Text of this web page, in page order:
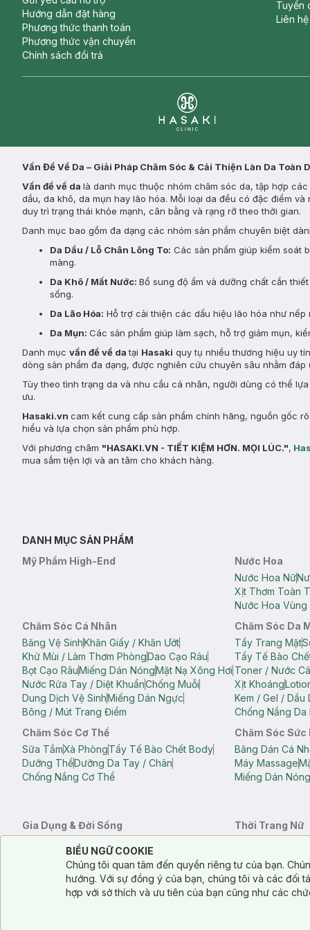
Hướng dẫn đặt hàng
Phương thức thanh toán
Phương thức vận chuyển
Chính sách đổi trả
Tuyển
Liên hệ
Vấn Đề Về Da – Giải Pháp Chăm Sóc & Cải Thiện Làn Da Toàn
Vấn đề về da là danh mục thuộc nhóm chăm sóc da, tập hợp
dầu, da khô, da mụn hay lão hóa. Mỗi loại da đều có đặc điểm
duy trì trạng thái khỏe mạnh, cân bằng và rạng rỡ theo thời gian.
Danh mục bao gồm đa dạng các nhóm sản phẩm chuyên biệt
Da Dầu / Lỗ Chân Lông To: Các sản phẩm giúp kiểm soát
màng.
Da Khô / Mất Nước: Bổ sung độ ẩm và dưỡng chất cần
sống.
Da Lão Hóa: Hỗ trợ cải thiện các dấu hiệu lão hóa như
Da Mụn: Các sản phẩm giúp làm sạch, hỗ trợ giảm mụn,
Danh mục vấn đề về datại Hasaki quy tụ nhiều thương hiệu uy
dòng sản phẩm đa dạng, được nghiên cứu chuyên sâu nhằm
Tùy theo tình trạng da và nhu cầu cá nhân, người dùng có thể
ưu.
Hasaki.vn cam kết cung cấp sản phẩm chính hãng, nguồn gốc
hiểu và lựa chọn sản phẩm phù hợp.
Với phương châm "HASAKI.VN - TIẾT KIỆM HƠN. MỌI LÚC.",
mua sắm tiện lợi và an tâm cho khách hàng.
DANH MỤC SẢN PHẨM
Mỹ Phẩm High-End
Nước Hoa
Nước Hoa Nữ
Xịt Thơm Toàn
Nước Hoa Vùng
Chăm Sóc Cá Nhân
Băng Vệ SinhKhăn Giấy / Khăn Ướt
Khử Mùi / Làm Thơm PhòngDao Cạo Râu
Bọt Cạo RâuMiếng Dán NóngMặt Nạ Xông Hơi
Nước Rửa Tay / Diệt KhuẩnChống Muỗi
Dung Dịch Vệ SinhMiếng Dán Ngực
Bông / Mút Trang Điểm
Chăm Sóc Da
Tẩy Trang Mặt
Tẩy Tế Bào
Toner / Nước
Xịt Khoáng
Kem / Gel / Dầu
Chống Nắng Da
Chăm Sóc Cơ Thể
Sữa TắmXà PhòngTẩy Tế Bào Chết Body
Dưỡng ThểDưỡng Da Tay / Chân
Chống Nắng Cơ Thể
Chăm Sóc Sức
Băng Dán Cá
Máy Massage
Miếng Dán Nóng
Gia Dụng & Đời Sống
Bông Tắm / Phụ Kiện Tắm
Phụ Kiện Điện Thoại Quạt Cầm Tay / Quạt Mini
Khử Mùi / Làm Thơm PhòngNước GiặtNước Xả
Thời Trang Nữ
Quần Lót Nữ
Túi Xách
Cookie Consent
Notice about cookies usage
BIỂU NGỮ COOKIE
Chúng tôi quan tâm đến quyền riêng tư của bạn.
hướng. Với sự đồng ý của bạn, chúng tôi và các đối
hợp với sở thích và ưu tiên của bạn cũng như các